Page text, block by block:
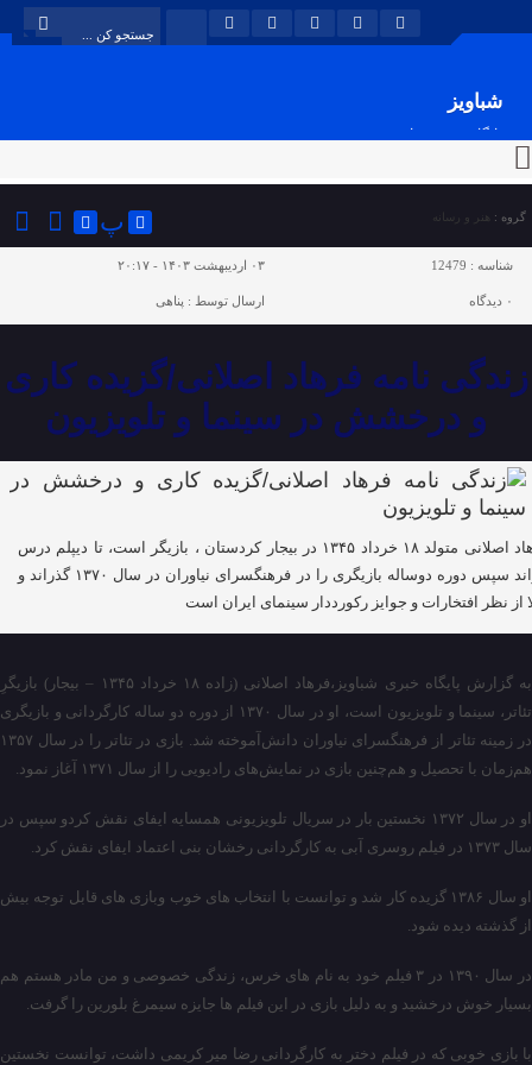
شباویز
پایگاه خبری شباویز
گروه : هنر و رسانه پ
شناسه : 12479 ۰۳ اردیبهشت ۱۴۰۳ - ۲۰:۱۷
۰ دیدگاه ارسال توسط : پناهی
زندگی نامه فرهاد اصلانی/گزیده کاری
و درخشش در سینما و تلویزیون
فرهاد اصلانی متولد ۱۸ خرداد ۱۳۴۵ در بیجار کردستان ، بازیگر است، تا دیپلم درس
خواند سپس دوره دوساله بازیگری را در فرهنگسرای نیاوران در سال ۱۳۷۰ گذراند و
از نظر افتخارات و جوایز رکورددار سینمای ایران است
به گزارش پایگاه خبری شباویز،فرهاد اصلانی (زاده ۱۸ خرداد ۱۳۴۵ – بیجار) بازیگرِ
تئاتر، سینما و تلویزیون است، او در سال ۱۳۷۰ از دوره دو ساله کارگردانی و بازیگری
در زمینه تئاتر از فرهنگسرای نیاوران دانش‌آموخته شد. بازی در تئاتر را در سال ۱۳۵۷
هم‌زمان با تحصیل و هم‌چنین بازی در نمایش‌های رادیویی را از سال ۱۳۷۱ آغاز نمود.
او در سال ۱۳۷۲ نخستین بار در سریال تلویزیونی همسایه ایفای نقش کردو سپس در
سال ۱۳۷۳ در فیلم روسری آبی به کارگردانی رخشان بنی اعتماد ایفای نقش کرد.
او سال ۱۳۸۶ گزیده کار شد و توانست با انتخاب های خوب وبازی های قابل توجه بیش
از گذشته دیده شود.
در سال ۱۳۹۰ در ۳ فیلم خود به نام های خرس، زندگی خصوصی و من مادر هستم هم
بسیار خوش درخشید و به دلیل بازی در این فیلم ها جایزه سیمرغ بلورین را گرفت.
با بازی خوبی که در فیلم دختر به کارگردانی رضا میر کریمی داشت، توانست نخستین